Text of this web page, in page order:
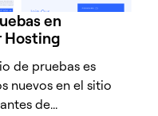
en
Hosting
de pruebas es
nuevos en el sitio
de...